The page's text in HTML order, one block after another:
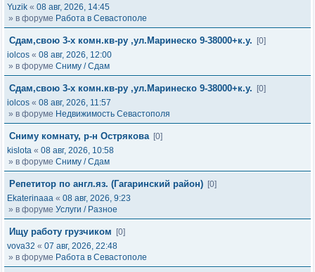
Yuzik « 08 авг, 2026, 14:45
» в форуме Работа в Севастополе
Сдам,свою 3-х комн.кв-ру ,ул.Маринеско 9-38000+к.у.
[0]
iolcos « 08 авг, 2026, 12:00
» в форуме Сниму / Сдам
Сдам,свою 3-х комн.кв-ру ,ул.Маринеско 9-38000+к.у.
[0]
iolcos « 08 авг, 2026, 11:57
» в форуме Недвижимость Севастополя
Сниму комнату, р-н Острякова [0]
kislota « 08 авг, 2026, 10:58
» в форуме Сниму / Сдам
Репетитор по англ.яз. (Гагаринский район) [0]
Ekaterinaaa « 08 авг, 2026, 9:23
» в форуме Услуги / Разное
Ищу работу грузчиком
[0]
vova32 « 07 авг, 2026, 22:48
» в форуме Работа в Севастополе